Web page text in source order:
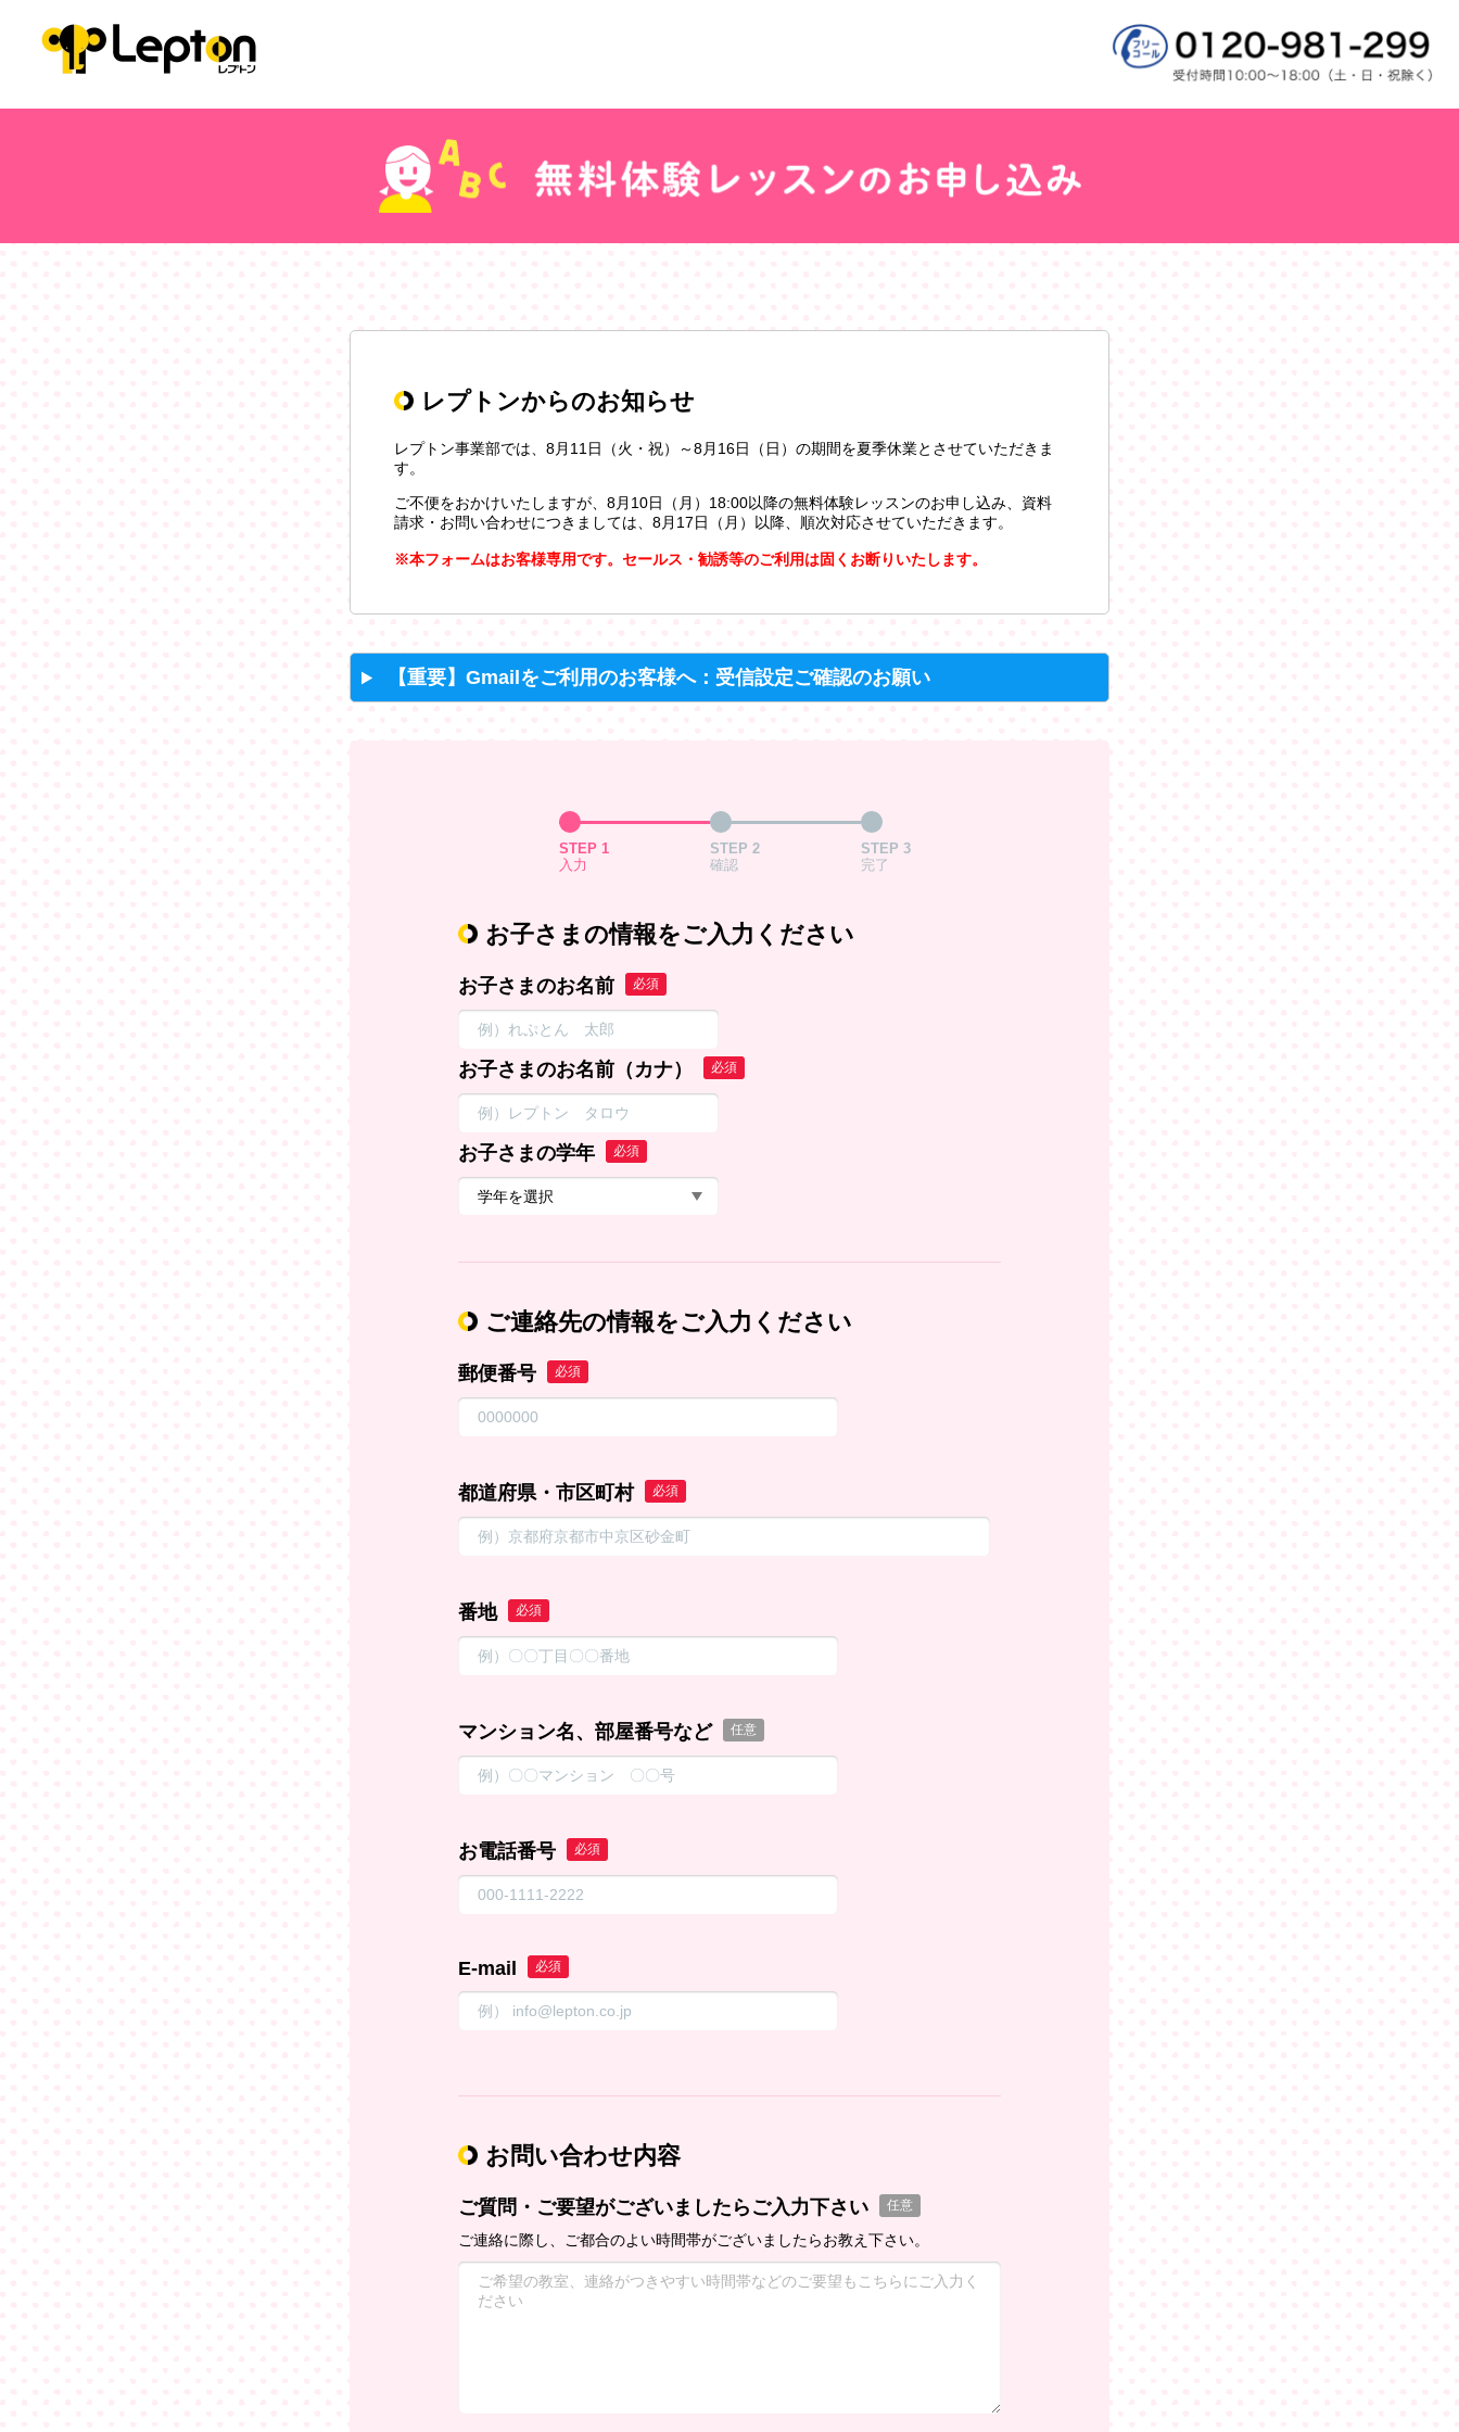
レプトンからのお知らせ
レプトン事業部では、8月11日（火・祝）～8月16日（日）の期間を夏季休業とさせていただきま
す。
ご不便をおかけいたしますが、8月10日（月）18:00以降の無料体験レッスンのお申し込み、資料
請求・お問い合わせにつきましては、8月17日（月）以降、順次対応させていただきます。
※本フォームはお客様専用です。セールス・勧誘等のご利用は固くお断りいたします。
【重要】Gmailをご利用のお客様へ：受信設定ご確認のお願い
STEP 1
入力
STEP 2
確認
STEP 3
完了
お子さまの情報をご入力ください
お子さまのお名前 必須
お子さまのお名前（カナ） 必須
お子さまの学年 必須
ご連絡先の情報をご入力ください
郵便番号 必須
都道府県・市区町村 必須
番地 必須
マンション名、部屋番号など 任意
お電話番号 必須
E-mail 必須
お問い合わせ内容
ご質問・ご要望がございましたらご入力下さい 任意
ご連絡に際し、ご都合のよい時間帯がございましたらお教え下さい。